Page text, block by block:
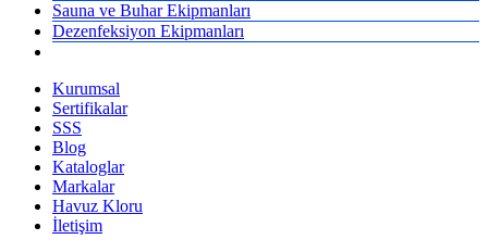
Sauna ve Buhar Ekipmanları
Dezenfeksiyon Ekipmanları
Kurumsal
Sertifikalar
SSS
Blog
Kataloglar
Markalar
Havuz Kloru
İletişim